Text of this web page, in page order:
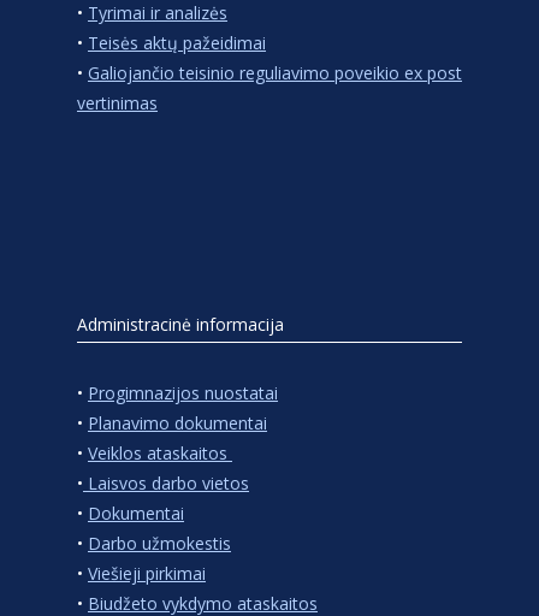
• Tyrimai ir analizės
• Teisės aktų pažeidimai
• Galiojančio teisinio reguliavimo poveikio ex post
vertinimas
Administracinė informacija
• Progimnazijos nuostatai
• Planavimo dokumentai
• Veiklos ataskaitos
• Laisvos darbo vietos
• Dokumentai
• Darbo užmokestis
• Viešieji pirkimai
• Biudžeto vykdymo ataskaitos